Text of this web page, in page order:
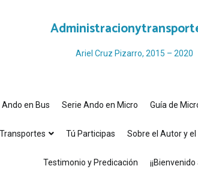
Ariel Cruz Pizarro, 2015 – 2020
en Bus Serie Ando en Micro Guía de
Transportes Tú Participas Sobre el Autor y el
Testimonio y Predicación